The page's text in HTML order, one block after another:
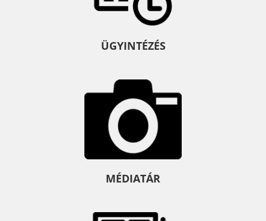
ÜGYINTÉZÉS
MÉDIATÁR